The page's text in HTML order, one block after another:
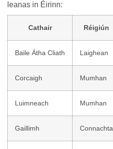
leanas in Éirinn:
Cathair Réigiún
Baile Átha Cliath Laighean
Corcaigh Mumhan
Luimneach Mumhan
Gaillimh Connachta